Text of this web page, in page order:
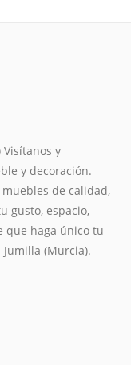
y
y decoración.
de calidad,
gusto, espacio,
que haga único tu
(Murcia).